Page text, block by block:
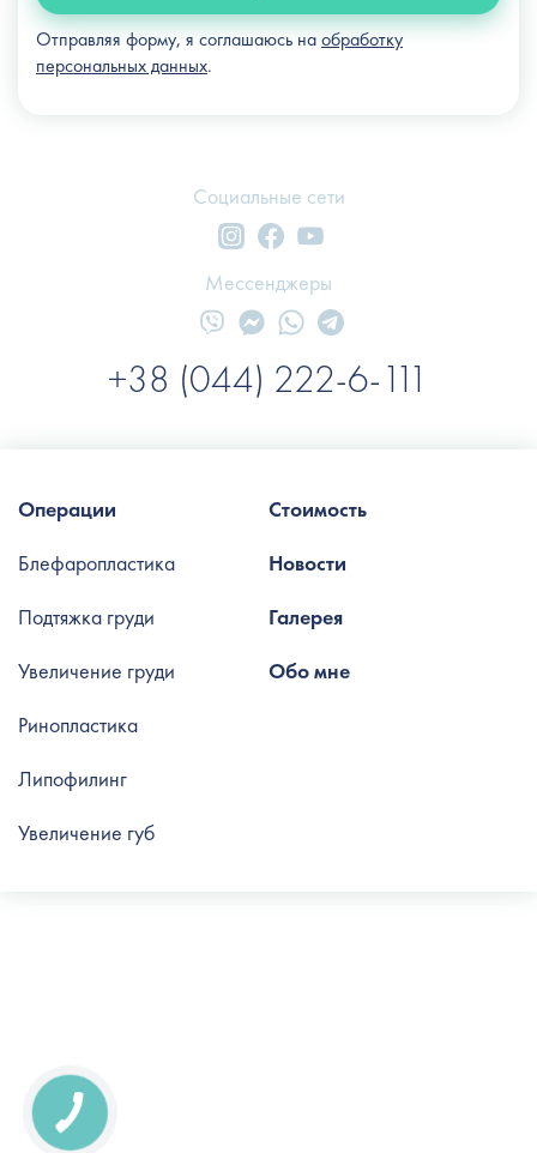
Отправляя форму, я соглашаюсь наобработку
персональных данных.
Социальные сети
+38 (044) 222-6-111
Мессенджеры
Стоимость
Новости
Галерея
Обо мне
Операции
Блефаропластика
Подтяжка груди
Увеличение груди
Ринопластика
Липофилинг
Увеличение губ